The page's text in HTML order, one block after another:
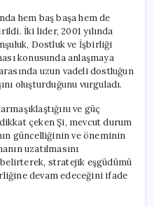
hem baş başa hem de
İki lider, 2001 yılında
Dostluk ve İşbirliği
konusunda anlaşmaya
uzun vadeli dostluğun
oluşturduğunu vurguladı.
ve güç
çeken Şi, mevcut durum
güncelliğinin ve öneminin
uzatılmasını
stratejik eşgüdümü
devam edeceğini ifade